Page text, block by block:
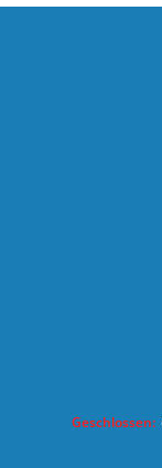
Klicken, um
Geschlossen: